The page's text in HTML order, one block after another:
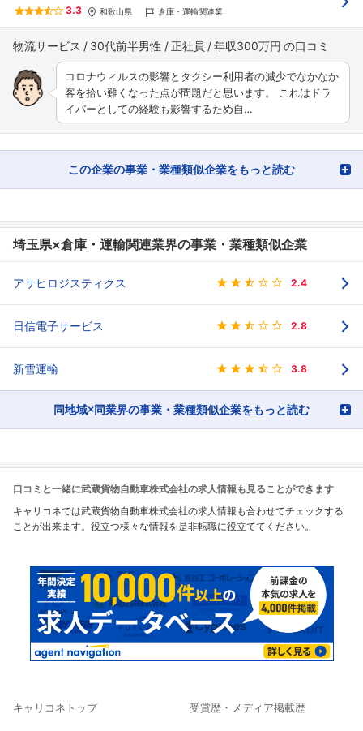
フォローしました
3.3 和歌山県 倉庫・運輸関連業
物流サービス 30代前半男性 正社員 年収300万円
コロナウィルスの影響とタクシー利用者の減少でなかなか
客を拾い難くなった点が問題だと思います。 これはドラ
イバーとしての経験も影響するため自…
この企業の事業・業種類似企業をもっと読む
埼玉県×倉庫・運輸関連業界の事業・業種類似企業
アサヒロジスティクス 2.4
日信電子サービス 2.8
新雪運輸 3.8
同地域×同業界の事業・業種類似企業をもっと読む
口コミと一緒に武蔵貨物自動車株式会社の求人情報も見ることができます
キャリコネでは武蔵貨物自動車株式会社の求人情報も合わせてチェックする
ことが出来ます。役立つ様々な情報を是非転職に役立ててください。
キャリコネトップ 受賞歴・メディア掲載歴